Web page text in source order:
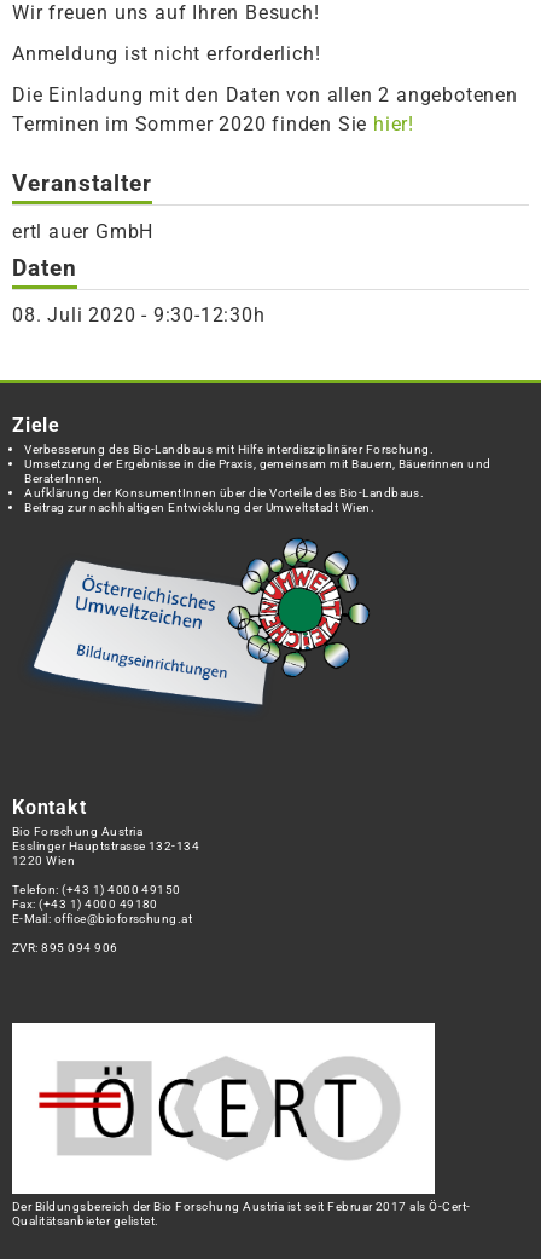
Wir freuen uns auf Ihren Besuch!
Anmeldung ist nicht erforderlich!
Die Einladung mit den Daten von allen 2 angebotenen
Terminen im Sommer 2020 finden Sie hier!
Veranstalter
ertl auer GmbH
Daten
08. Juli 2020 - 9:30-12:30h
Ziele
Verbesserung des Bio-Landbaus mit Hilfe interdisziplinärer Forschung.
Umsetzung der Ergebnisse in die Praxis, gemeinsam mit Bauern, Bäuerinnen und
BeraterInnen.
Aufklärung der KonsumentInnen über die Vorteile des Bio-Landbaus.
Beitrag zur nachhaltigen Entwicklung der Umweltstadt Wien.
Kontakt
Bio Forschung Austria
Esslinger Hauptstrasse 132-134
1220 Wien
Telefon:(+43 1) 4000 49150
Fax: (+43 1) 4000 49180
E-Mail: office@bioforschung.at
ZVR: 895 094 906
Der Bildungsbereich der Bio Forschung Austria ist seit Februar 2017 als Ö-Cert-
Qualitätsanbieter gelistet.